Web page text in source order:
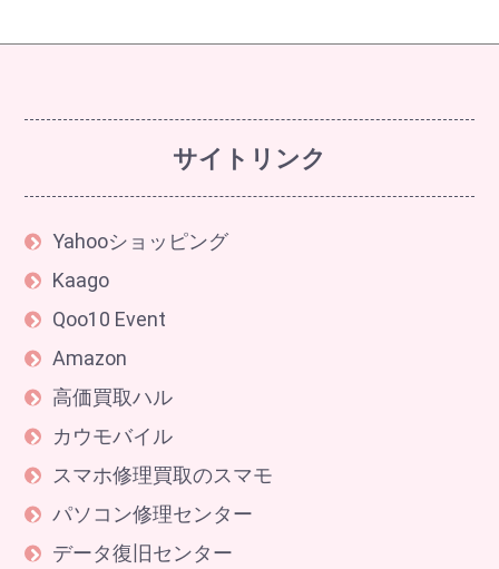
サイトリンク
Yahooショッピング
Kaago
Qoo10 Event
Amazon
高価買取ハル
カウモバイル
スマホ修理買取のスマモ
パソコン修理センター
データ復旧センター